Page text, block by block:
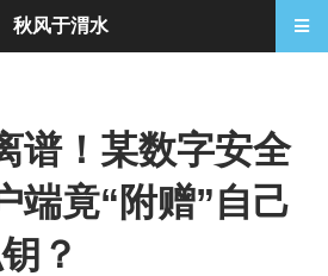
谱！某数字安全
端竟“附赠”自己
？
秋风于渭水